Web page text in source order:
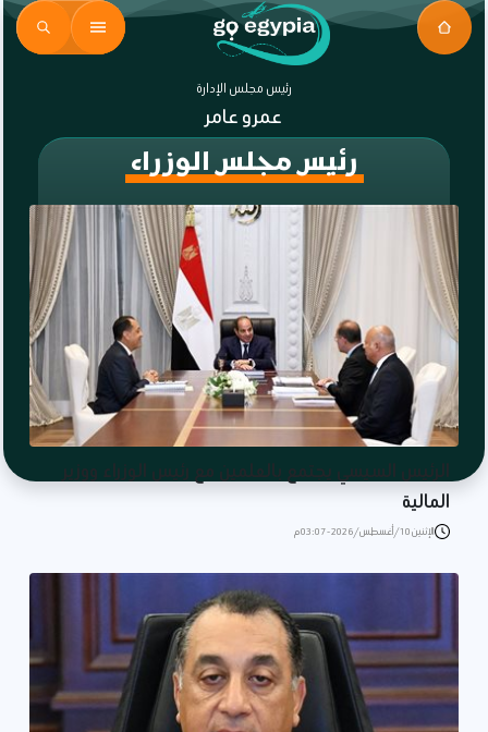
رئيس مجلس الإدارة
عمرو عامر
رئيس مجلس الوزراء
الرئيس السيسي يجتمع بالعلمين مع رئيس الوزراء ووزير
المالية
الإثنين 10/أغسطس/2026 - 03:07 م